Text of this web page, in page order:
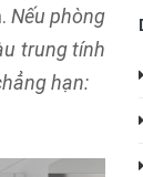
Nếu phòng
trung tính
hạn: